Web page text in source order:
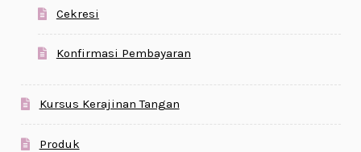
Cekresi
Konfirmasi Pembayaran
Kursus Kerajinan Tangan
Produk